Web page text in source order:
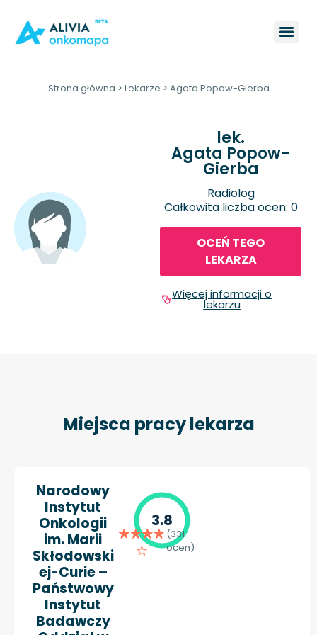
Strona główna > Lekarze > Agata Popow-Gierba
lek.
Agata Popow-
Gierba
Radiolog
Całkowita liczba ocen: 0
OCEŃ TEGO
LEKARZA
Więcej informacji o
lekarzu
Miejsca pracy lekarza
Narodowy
Instytut
Onkologii
im. Marii
Skłodowski
ej-Curie –
Państwowy
Instytut
Badawczy
3.8
(331
ocen)